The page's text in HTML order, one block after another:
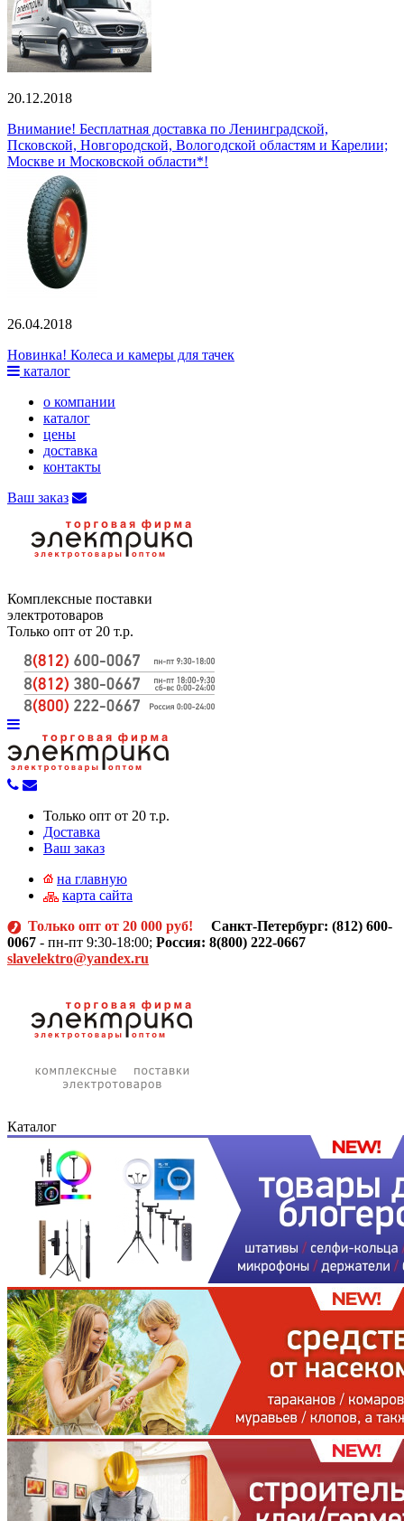
20.12.2018
Внимание! Бесплатная доставка по Ленинградской,
Псковской, Новгородской, Вологодской областям и Карелии;
Москве и Московской области*!
26.04.2018
Новинка! Колеса и камеры для тачек
каталог
о компании
каталог
цены
доставка
контакты
Ваш заказ
Комплексные поставки
электротоваров
Только опт от 20 т.р.
Только опт от 20 т.р.
Доставка
Ваш заказ
на главную
карта сайта
Только опт от 20 000 руб! Санкт-Петербург: (812) 600-
0067 - пн-пт 9:30-18:00; Россия: 8(800) 222-0667
slavelektro@yandex.ru
Каталог